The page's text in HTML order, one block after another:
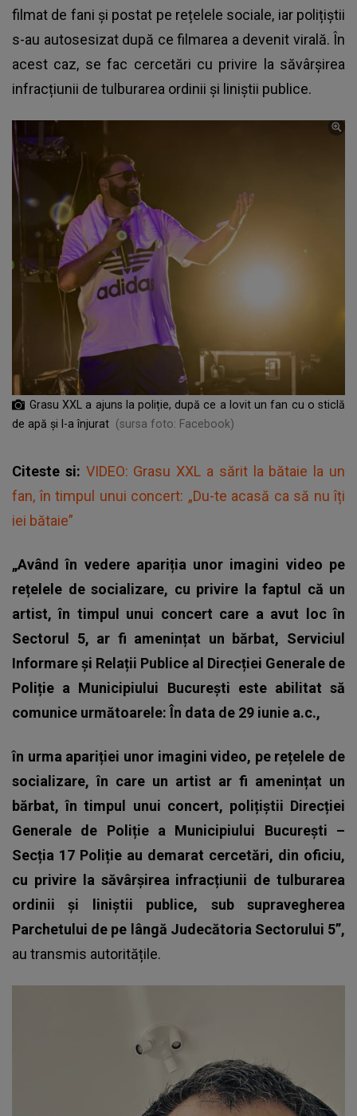
filmat de fani și postat pe rețelele sociale, iar polițiștii
s-au autosesizat după ce filmarea a devenit virală. În
acest caz, se fac cercetări cu privire la săvârșirea
infracțiunii de tulburarea ordinii și liniștii publice.
Grasu XXL a ajuns la poliție, după ce a lovit un fan cu o sticlă
de apă și l-a înjurat (sursa foto: Facebook)
Citeste si: VIDEO: Grasu XXL a sărit la bătaie la un
fan, în timpul unui concert: „Du-te acasă ca să nu îți
iei bătaie”
„Având în vedere apariția unor imagini video pe
rețelele de socializare, cu privire la faptul că un
artist, în timpul unui concert care a avut loc în
Sectorul 5, ar fi amenințat un bărbat, Serviciul
Informare și Relații Publice al Direcției Generale de
Poliție a Municipiului București este abilitat să
comunice următoarele: În data de 29 iunie a.c.,
în urma apariției unor imagini video, pe rețelele de
socializare, în care un artist ar fi amenințat un
bărbat, în timpul unui concert, polițiștii Direcției
Generale de Poliție a Municipiului București –
Secția 17 Poliție au demarat cercetări, din oficiu,
cu privire la săvârșirea infracțiunii de tulburarea
ordinii și liniștii publice, sub supravegherea
Parchetului de pe lângă Judecătoria Sectorului 5”,
au transmis autoritățile.